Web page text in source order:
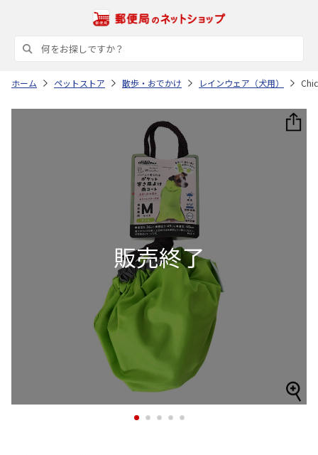
ホーム ペットストア 散歩・おでかけ レインウェア（犬用）
1 2 3 4 5